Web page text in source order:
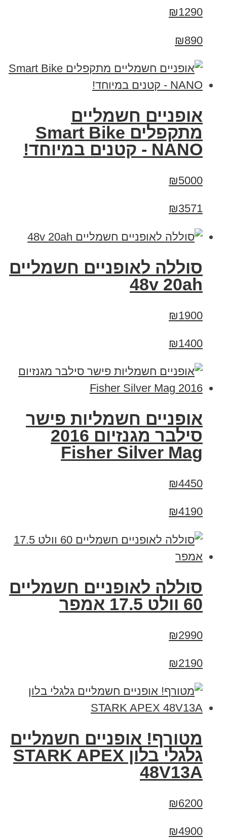
₪1290
₪890
אופניים חשמליים
מתקפלים Smart Bike
NANO - קטנים במיוחד!
₪5000
₪3571
סוללה לאופניים חשמליים
48v 20ah
₪1900
₪1400
אופניים חשמליות פישר
סילבר מגנזיום 2016
Fisher Silver Mag
₪4450
₪4190
סוללה לאופניים חשמליים
60 וולט 17.5 אמפר
₪2990
₪2190
מטורף! אופניים חשמליים
גלגלי בלון STARK APEX
48V13A
₪6200
₪4900